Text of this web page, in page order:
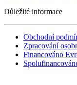
Důležité informace
Obchodní
Zpracování
Financováno